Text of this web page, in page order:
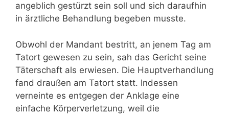
angeblich gestürzt sein soll und sich daraufhin
in ärztliche Behandlung begeben musste.
Obwohl der Mandant bestritt, an jenem Tag am
Tatort gewesen zu sein, sah das Gericht seine
Täterschaft als erwiesen. Die Hauptverhandlung
fand draußen am Tatort statt. Indessen
verneinte es entgegen der Anklage eine
einfache Körperverletzung, weil die